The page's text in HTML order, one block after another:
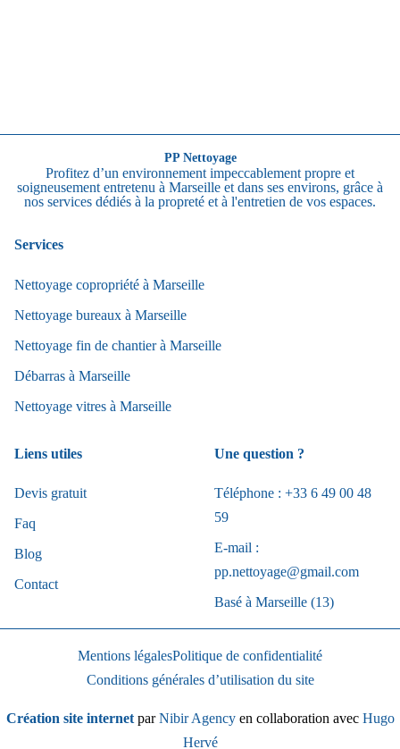
PP Nettoyage
Profitez d’un environnement impeccablement propre et
soigneusement entretenu à Marseille et dans ses environs, grâce à
nos services dédiés à la propreté et à l'entretien de vos espaces.
Services
Nettoyage copropriété à Marseille
Nettoyage bureaux à Marseille
Nettoyage fin de chantier à Marseille
Débarras à Marseille
Nettoyage vitres à Marseille
Liens utiles
Devis gratuit
Faq
Blog
Contact
Une question ?
Téléphone : +33 6 49 00 48
59
E-mail :
pp.nettoyage@gmail.com
Basé à Marseille (13)
Mentions légalesPolitique de confidentialité
Conditions générales d’utilisation du site
Création site internetparNibir Agencyen collaboration avec Hugo
Hervé